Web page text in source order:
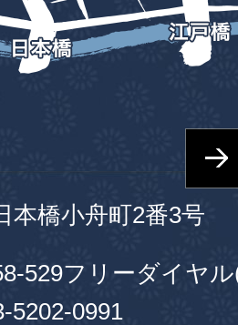
本橋小舟町2番3号
529フリーダイヤ
5202-0991